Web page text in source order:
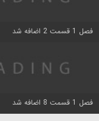
فصل 1 قسمت 2 اضافه شد
فصل 1 قسمت 8 اضافه شد